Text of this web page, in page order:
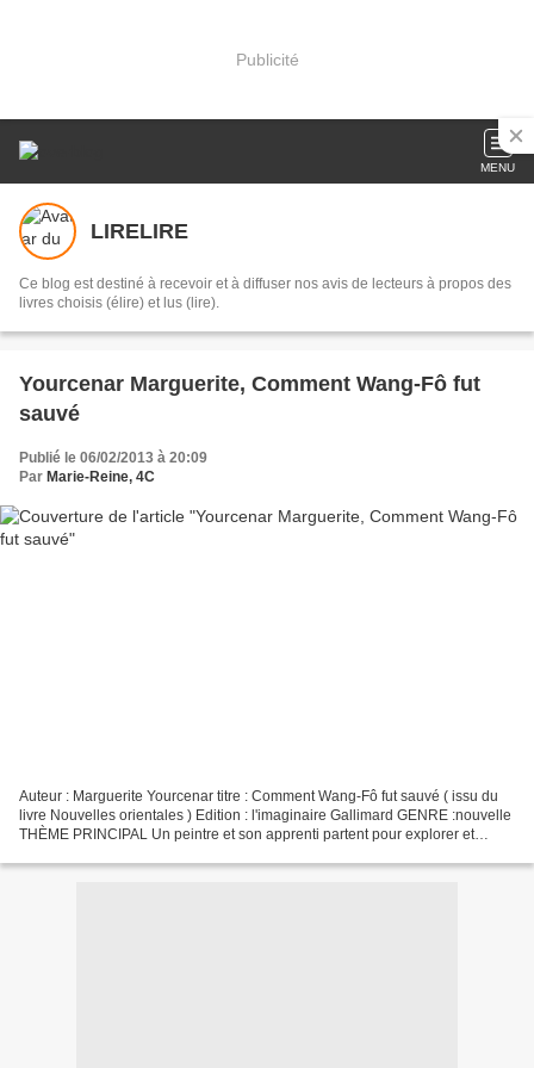
Publicité
MENU
LIRELIRE
Ce blog est destiné à recevoir et à diffuser nos avis de lecteurs à propos des
livres choisis (élire) et lus (lire).
Yourcenar Marguerite, Comment Wang-Fô fut
sauvé
Publié le 06/02/2013 à 20:09
Par Marie-Reine, 4C
Auteur : Marguerite Yourcenar titre : Comment Wang-Fô fut sauvé ( issu du
livre Nouvelles orientales ) Edition : l'imaginaire Gallimard GENRE :nouvelle
THÈME PRINCIPAL Un peintre et son apprenti partent pour explorer et